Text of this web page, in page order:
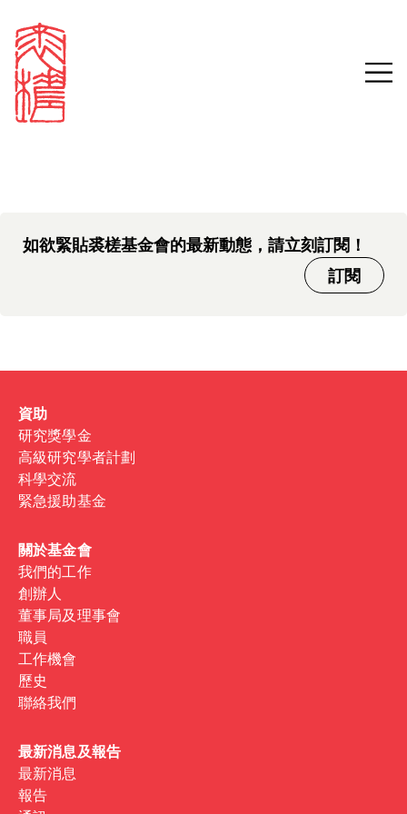
Sign in
Email
Search our stories,
awards, events and
中文版本頁面即將推出，敬請
期待。
如欲緊貼裘槎基金會的最新動態，請立刻訂閱！
訂閱
資助
研究獎學金
高級研究學者計劃
科學交流
緊急援助基金
關於基金會
我們的工作
創辦人
董事局及理事會
職員
工作機會
歷史
聯絡我們
最新消息及報告
最新消息
報告